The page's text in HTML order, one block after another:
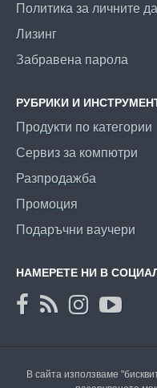
Политика за личните
Лизинг
Забравена парола
РУБРИКИ И
Продукти по категории
Сервиз за компютри
Разпродажба
Промоция
Подаръчни ваучери
НАМЕРЕТЕ НИ В
В сайта използваме